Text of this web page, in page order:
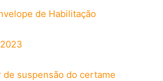
de Habilitação
suspensão do certame